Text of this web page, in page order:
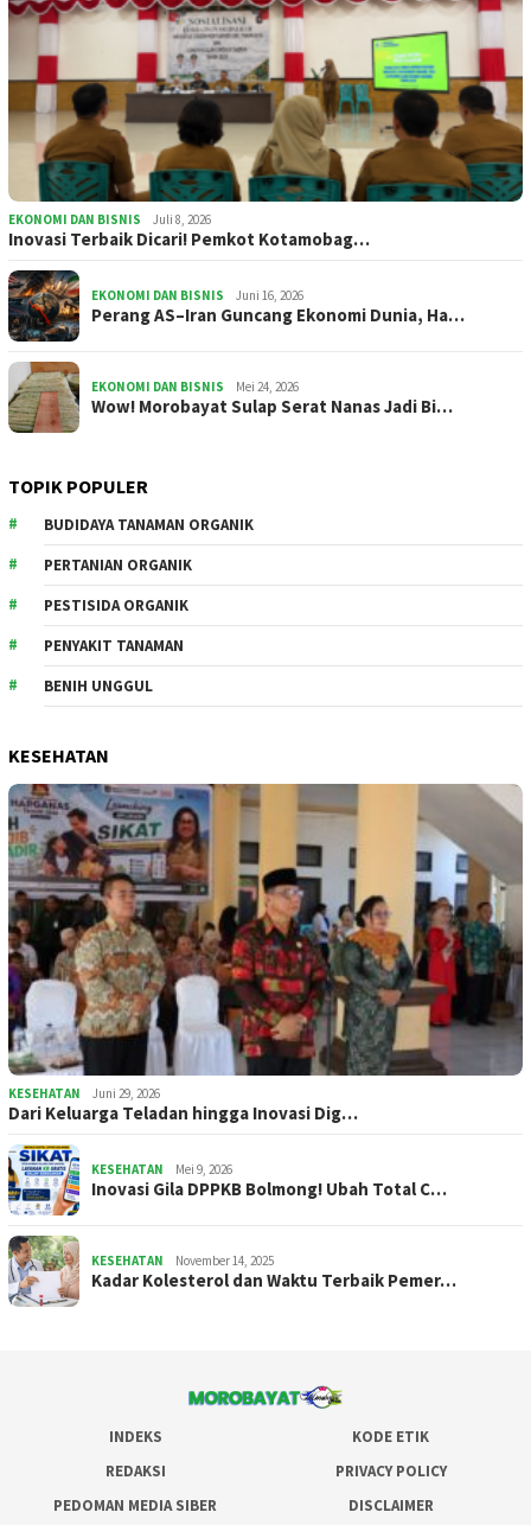
EKONOMI DAN BISNIS Juli 8, 2026
Inovasi Terbaik Dicari! Pemkot Kotamobag…
EKONOMI DAN BISNIS Juni 16, 2026
Perang AS–Iran Guncang Ekonomi Dunia, Ha…
EKONOMI DAN BISNIS Mei 24, 2026
Wow! Morobayat Sulap Serat Nanas Jadi Bi…
TOPIK POPULER
BUDIDAYA TANAMAN ORGANIK
PERTANIAN ORGANIK
PESTISIDA ORGANIK
PENYAKIT TANAMAN
BENIH UNGGUL
KESEHATAN
KESEHATAN Juni 29, 2026
Dari Keluarga Teladan hingga Inovasi Dig…
KESEHATAN Mei 9, 2026
Inovasi Gila DPPKB Bolmong! Ubah Total C…
KESEHATAN November 14, 2025
Kadar Kolesterol dan Waktu Terbaik Pemer…
INDEKS
KODE ETIK
REDAKSI
PRIVACY POLICY
PEDOMAN MEDIA SIBER
DISCLAIMER